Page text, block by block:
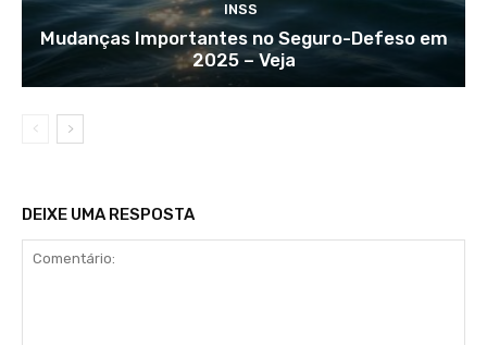
INSS
Mudanças Importantes no Seguro-Defeso em
2025 – Veja
DEIXE UMA RESPOSTA